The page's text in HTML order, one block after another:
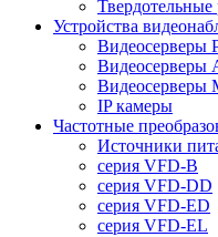
Твердотельные
Устройства
Видеосерверы
Видеосерверы
Видеосерверы
IP камеры
Частотные
Источники
серия VFD-B
серия VFD-DD
серия VFD-ED
серия VFD-EL